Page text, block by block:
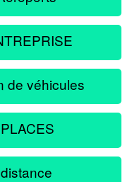
de véhicules